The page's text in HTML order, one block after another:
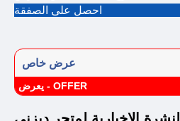
احصل على الصفقة
عرض خاص
يعرض - OFFER